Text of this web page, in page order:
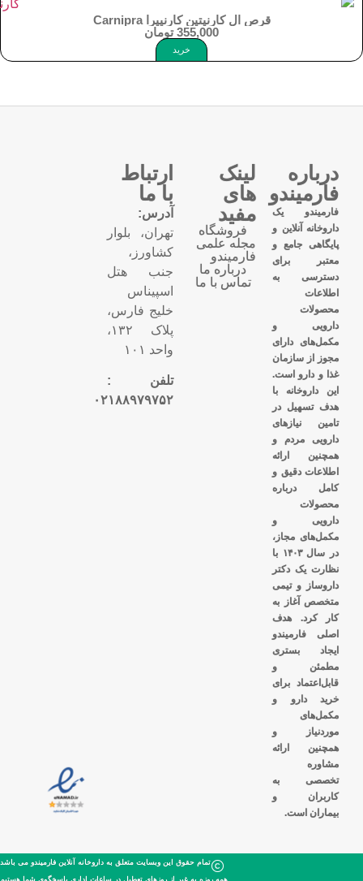
قرص ال کارنیتین کارنیپرا Carnipra
355,000 تومان
خرید
درباره
فارمیندو
فارمیندو یک
داروخانه آنلاین و
پایگاهی جامع و
معتبر برای
دسترسی به
اطلاعات
محصولات
دارویی و
مکمل‌های دارای
مجوز از سازمان
غذا و دارو است.
این داروخانه با
هدف تسهیل در
تامین نیازهای
دارویی مردم و
همچنین ارائه
اطلاعات دقیق و
کامل درباره
محصولات
دارویی و
مکمل‌های مجاز،
در سال ۱۴۰۳ با
نظارت یک دکتر
داروساز و تیمی
متخصص آغاز به
کار کرد. هدف
اصلی فارمیندو
ایجاد بستری
مطمئن و
قابل‌اعتماد برای
خرید دارو و
مکمل‌های
موردنیاز و
همچنین ارائه
مشاوره
تخصصی به
کاربران و
بیماران است.
لینک
های
مفید
فروشگاه
مجله علمی
فارمیندو
درباره ما
تماس با ما
ارتباط
با ما
آدرس:
تهران، بلوار
کشاورز،
جنب هتل
اسپیناس
خلیج فارس،
پلاک ۱۳۲،
واحد ۱۰۱
تلفن :
۰۲۱۸۸۹۷۹۷۵۲
تمام حقوق این وبسایت متعلق به داروخانه آنلاین فارمیندو می باشد
همه روزه به غیر از روزهای تعطیل در ساعات اداری پاسخگوی شما هستیم